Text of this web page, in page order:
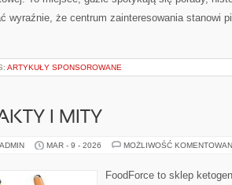
wyraźnie, że centrum zainteresowania stanowi
ARTYKUŁY SPONSOROWANE
I MITY
MAR - 9 - 2026 MOŻLIWOŚĆ
FoodForce to sklep